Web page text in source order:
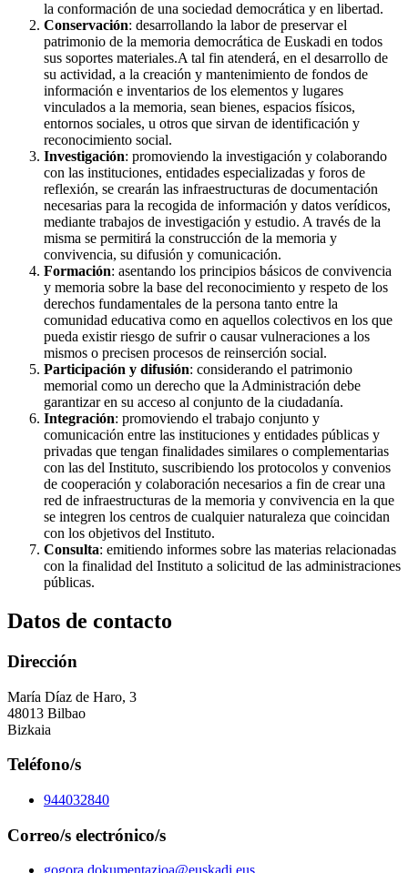
la conformación de una sociedad democrática y en libertad.
Conservación: desarrollando la labor de preservar el
patrimonio de la memoria democrática de Euskadi en todos
sus soportes materiales.A tal fin atenderá, en el desarrollo de
su actividad, a la creación y mantenimiento de fondos de
información e inventarios de los elementos y lugares
vinculados a la memoria, sean bienes, espacios físicos,
entornos sociales, u otros que sirvan de identificación y
reconocimiento social.
Investigación: promoviendo la investigación y colaborando
con las instituciones, entidades especializadas y foros de
reflexión, se crearán las infraestructuras de documentación
necesarias para la recogida de información y datos verídicos,
mediante trabajos de investigación y estudio. A través de la
misma se permitirá la construcción de la memoria y
convivencia, su difusión y comunicación.
Formación: asentando los principios básicos de convivencia
y memoria sobre la base del reconocimiento y respeto de los
derechos fundamentales de la persona tanto entre la
comunidad educativa como en aquellos colectivos en los que
pueda existir riesgo de sufrir o causar vulneraciones a los
mismos o precisen procesos de reinserción social.
Participación y difusión: considerando el patrimonio
memorial como un derecho que la Administración debe
garantizar en su acceso al conjunto de la ciudadanía.
Integración: promoviendo el trabajo conjunto y
comunicación entre las instituciones y entidades públicas y
privadas que tengan finalidades similares o complementarias
con las del Instituto, suscribiendo los protocolos y convenios
de cooperación y colaboración necesarios a fin de crear una
red de infraestructuras de la memoria y convivencia en la que
se integren los centros de cualquier naturaleza que coincidan
con los objetivos del Instituto.
Consulta: emitiendo informes sobre las materias relacionadas
con la finalidad del Instituto a solicitud de las administraciones
públicas.
Datos de contacto
Dirección
María Díaz de Haro, 3
48013 Bilbao
Bizkaia
Teléfono/s
944032840
Correo/s electrónico/s